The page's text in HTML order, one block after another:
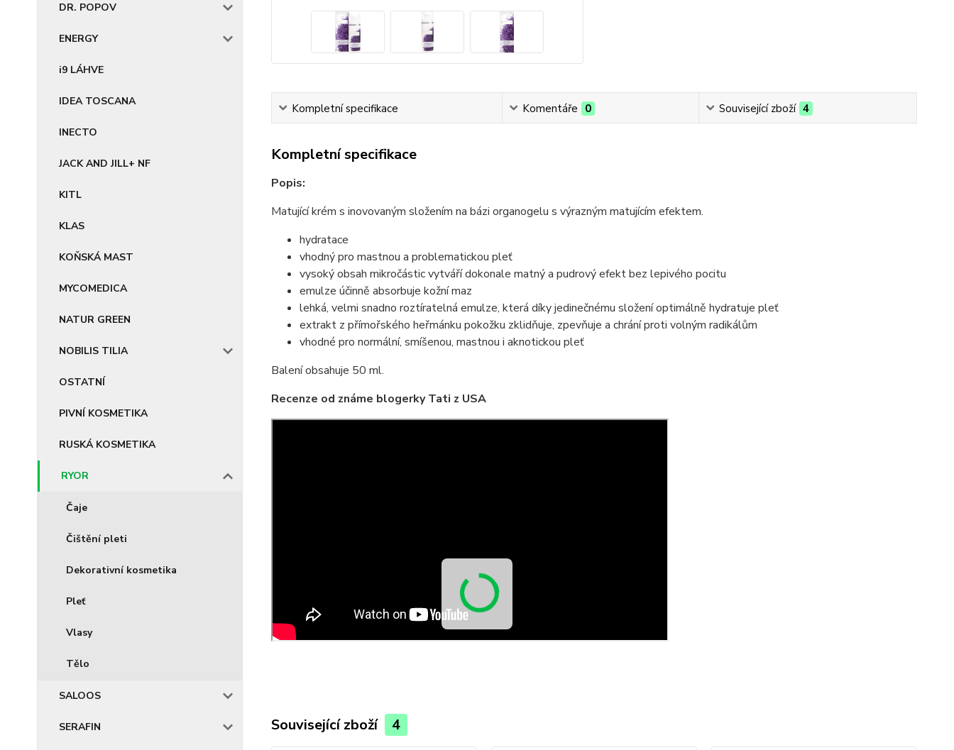
DR. POPOV
ENERGY
i9 LÁHVE
IDEA TOSCANA
INECTO
JACK AND JILL+ NF
KITL
KLAS
KOŇSKÁ MAST
MYCOMEDICA
NATUR GREEN
NOBILIS TILIA
OSTATNÍ
PIVNÍ KOSMETIKA
RUSKÁ KOSMETIKA
RYOR
Čaje
Čištění pleti
Dekorativní kosmetika
Pleť
Vlasy
Tělo
SALOOS
SERAFIN
Kompletní specifikace Komentáře 0 Související zboží 4
Kompletní specifikace
Popis:
Matující krém s inovovaným složením na bázi organogelu s výrazným matujícím efektem.
hydratace
vhodný pro mastnou a problematickou pleť
vysoký obsah mikročástic vytváří dokonale matný a pudrový efekt bez lepivého pocitu
emulze účinně absorbuje kožní maz
lehká, velmi snadno roztíratelná emulze, která díky jedinečnému složení optimálně hydratuje pleť
extrakt z přímořského heřmánku pokožku zklidňuje, zpevňuje a chrání proti volným radikálům
vhodné pro normální, smíšenou, mastnou i aknotickou pleť
Balení obsahuje 50 ml.
Recenze od známe blogerky Tati z USA
Související zboží 4